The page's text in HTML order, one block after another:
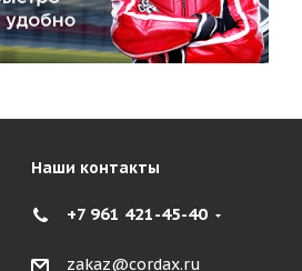
Наши контакты
+7 961 421-45-40
zakaz@cordax.ru